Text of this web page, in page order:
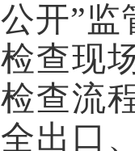
公开”监
检查现
检查流
全出口